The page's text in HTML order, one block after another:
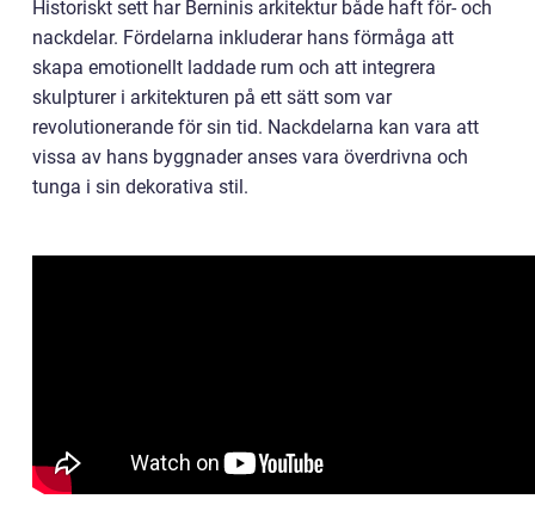
Historiskt sett har Berninis arkitektur både haft för- och
nackdelar. Fördelarna inkluderar hans förmåga att
skapa emotionellt laddade rum och att integrera
skulpturer i arkitekturen på ett sätt som var
revolutionerande för sin tid. Nackdelarna kan vara att
vissa av hans byggnader anses vara överdrivna och
tunga i sin dekorativa stil.